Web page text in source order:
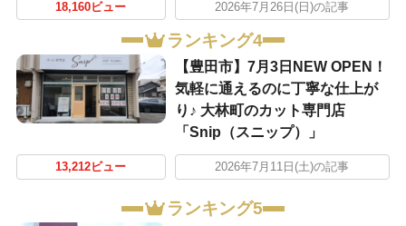
18,160ビュー 2026年7月26日(日)の記事
ランキング4
【豊田市】7月3日NEW OPEN！
気軽に通えるのに丁寧な仕上が
り♪ 大林町のカット専門店
「Snip（スニップ）」
13,212ビュー 2026年7月11日(土)の記事
ランキング5